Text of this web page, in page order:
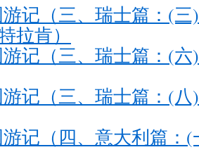
记（三、瑞士篇：(
拉肯）
记（三、瑞士篇：(
记（三、瑞士篇：(
记（四、意大利篇：